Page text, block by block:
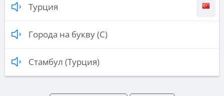
Турция
Города на букву (С)
Стамбул (Турция)